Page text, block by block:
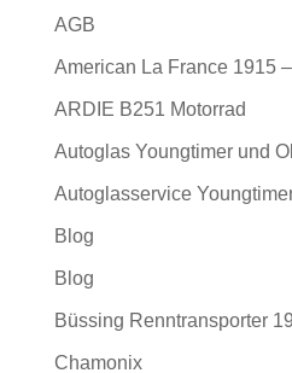
AGB
American La France 1915
ARDIE B251 Motorrad
Autoglas Youngtimer und
Autoglasservice
Blog
Blog
Büssing Renntransporter
Chamonix